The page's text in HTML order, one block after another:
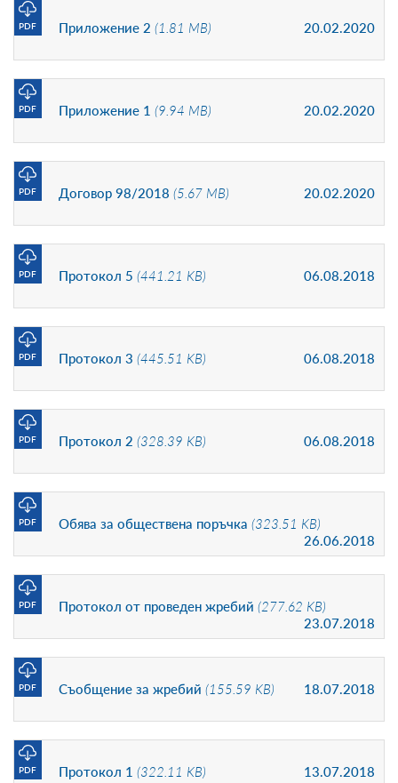
Приложение 2 (1.81 MB) 20.02.2020
PDF
Приложение 1 (9.94 MB) 20.02.2020
PDF
Договор 98/2018 (5.67 MB) 20.02.2020
PDF
Протокол 5 (441.21 KB) 06.08.2018
PDF
Протокол 3 (445.51 KB) 06.08.2018
PDF
Протокол 2 (328.39 KB) 06.08.2018
PDF
Обява за обществена поръчка (323.51 KB)
26.06.2018
PDF
Протокол от проведен жребий (277.62 KB)
23.07.2018
PDF
Съобщение за жребий (155.59 KB) 18.07.2018
PDF
Протокол 1 (322.11 KB) 13.07.2018
PDF